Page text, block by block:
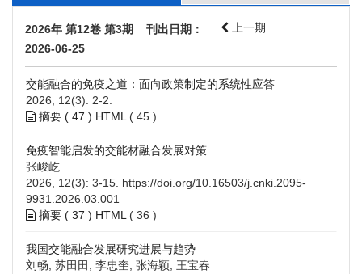
2026年 第12卷 第3期 刊出日期：
2026-06-25
上一期
交能融合的免疫之道：面向政策制定的系统性应答
2026, 12(3): 2-2.
摘要 ( 47 ) HTML ( 45 )
免疫智能启发的交能材融合发展对策
张峻屹
2026, 12(3): 3-15. https://doi.org/10.16503/j.cnki.2095-
9931.2026.03.001
摘要 ( 37 ) HTML ( 36 )
我国交能融合发展研究进展与趋势
刘畅, 苏田田, 李忠奎, 张海颖, 王宝春